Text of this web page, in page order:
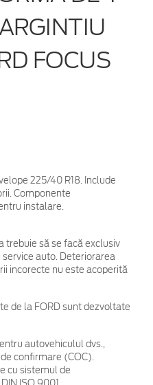
FOCUS
225/40 R18. Include
Componente
instalare.
trebuie să se facă exclusiv
auto. Deteriorarea
incorecte nu este acoperită
de la FORD sunt dezvoltate
autovehiculul dvs.,
confirmare (COC).
cu sistemul de